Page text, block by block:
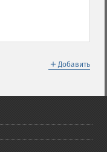
＋ Добавить